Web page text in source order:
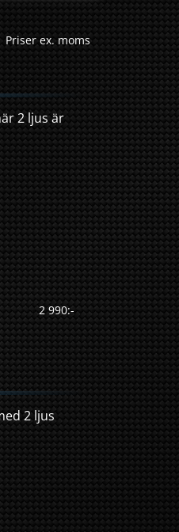
Priser ex. moms
2 ljus är
2 990:-
2 ljus